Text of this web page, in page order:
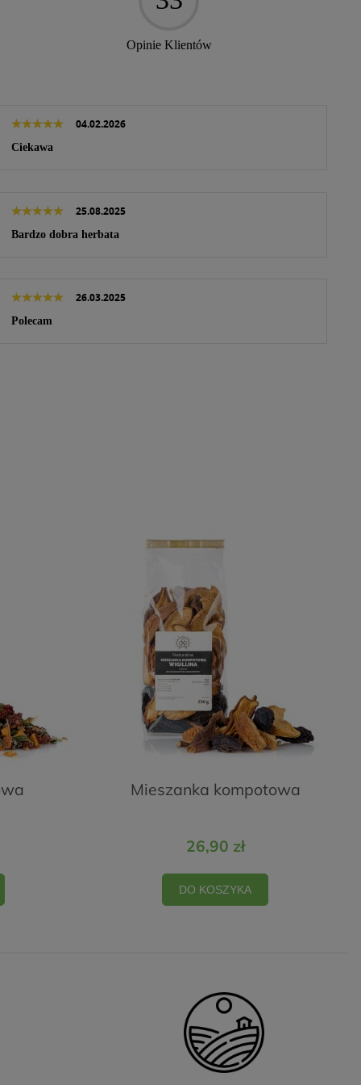
Opinie Klientów
04.02.2026
Ciekawa
25.08.2025
Bardzo dobra herbata
26.03.2025
Polecam
Mieszanka kompotowa
26,90 zł
DO KOSZYKA